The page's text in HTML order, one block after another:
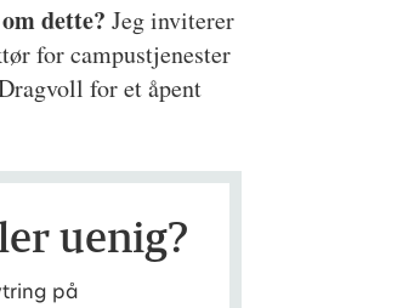
dette? Jeg inviterer
for campustjenester
for et åpent
uenig?
på